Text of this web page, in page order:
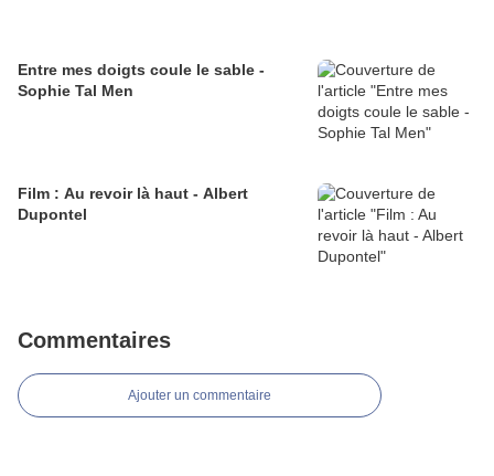
Entre mes doigts coule le sable -
Sophie Tal Men
Film : Au revoir là haut - Albert
Dupontel
Commentaires
Ajouter un commentaire